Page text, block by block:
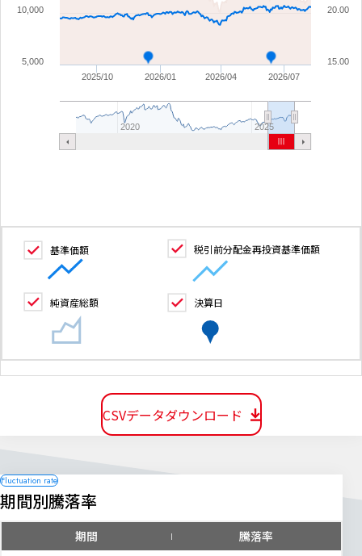
2026/01 2026/07
2025/10 2026/04
2020 2025
5,000
10,000
15.00
20.00
基準価額 税引前分配金再投資基準価額
純資産総額 決算日
CSVデータダウンロード
期間別騰落率
期間
騰落率